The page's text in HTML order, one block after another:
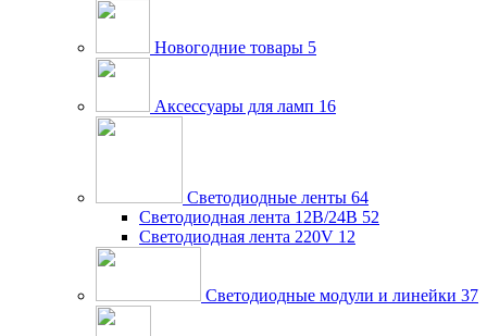
Новогодние товары 5
Аксессуары для ламп 16
Светодиодные ленты 64
Светодиодная лента 12В/24В 52
Светодиодная лента 220V 12
Светодиодные модули и линейки 37